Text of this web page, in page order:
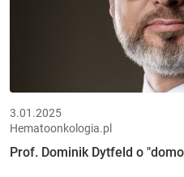
3.01.2025
Hematoonkologia.pl
Prof. Dominik Dytfeld o